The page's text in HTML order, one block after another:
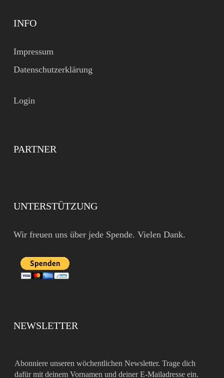
INFO
Impressum
Datenschutzerklärung
Login
PARTNER
UNTERSTÜTZUNG
Wir freuen uns über jede Spende. Vielen Dank.
NEWSLETTER
Abonniere unseren wöchentlichen Newsletter. Trage dich
dafür mit deinem Vornamen und deiner E-Mailadresse ein.